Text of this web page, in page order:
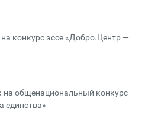
конкурс эссе «Добро.Центр —
на общенациональный конкурс
единства»